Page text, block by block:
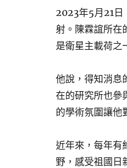
2023年5月21日
射。陳霖誼所在
是衛星主載荷之
他說，得知消息
在的研究所也參
的學術氛圍讓他
近年來，每年有
野，感受祖國日